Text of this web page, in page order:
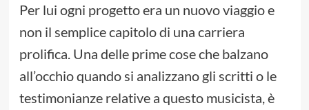
Per lui ogni progetto era un nuovo viaggio e
non il semplice capitolo di una carriera
prolifica. Una delle prime cose che balzano
all’occhio quando si analizzano gli scritti o le
testimonianze relative a questo musicista, è